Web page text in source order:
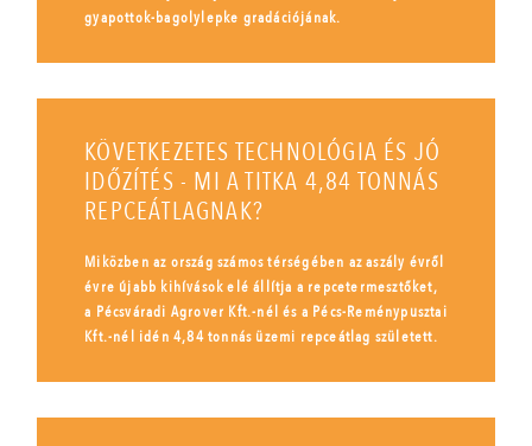
gyapottok-bagolylepke gradációjának.
KÖVETKEZETES TECHNOLÓGIA ÉS JÓ
IDŐZÍTÉS - MI A TITKA 4,84 TONNÁS
REPCEÁTLAGNAK?
Miközben az ország számos térségében az aszály évről
évre újabb kihívások elé állítja a repcetermesztőket,
a Pécsváradi Agrover Kft.-nél és a Pécs-Reménypusztai
Kft.-nél idén 4,84 tonnás üzemi repceátlag született.